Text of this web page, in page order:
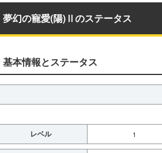
夢幻の寵愛(陽)Ⅱのステータス
基本情報とステータス
レベル 1